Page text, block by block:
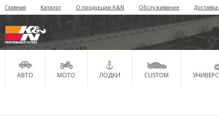
Главная Каталог О продукции K&N Обслуживание
АВТО МОТО ЛОДКИ CUSTOM